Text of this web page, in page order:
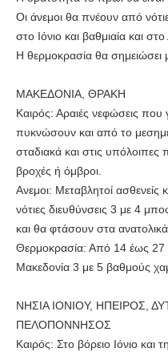
Οι άνεμοι θα πνέουν από
στο Ιόνιο και βαθμιαία και
Η θερμοκρασία θα σημειώσει
ΜΑΚΕΔΟΝΙΑ, ΘΡΑΚΗ
Καιρός: Αραιές νεφώσεις
πυκνώσουν και από το
σταδιακά και στις υπόλοιπες
βροχές ή όμβροι.
Ανεμοι: Μεταβλητοί
νότιες διευθύνσεις 3 με 4
και θα φτάσουν στα
Θερμοκρασία: Από 14 έως 27
Μακεδονία 3 με 5 βαθμούς
ΝΗΣΙΑ ΙΟΝΙΟΥ, ΗΠΕΙΡΟΣ,
ΠΕΛΟΠΟΝΝΗΣΟΣ
Καιρός: Στο βόρειο Ιόνιο και